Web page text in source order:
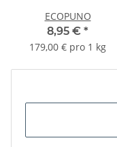
ECOPUNO
8,95 € *
179,00 € pro 1 kg